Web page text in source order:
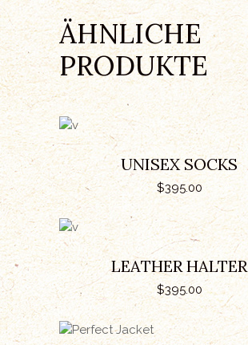
ÄHNLICHE
PRODUKTE
IN DEN WARENKORB
UNISEX SOCKS
$395.00
IN DEN WARENKORB
LEATHER HALTER
$395.00